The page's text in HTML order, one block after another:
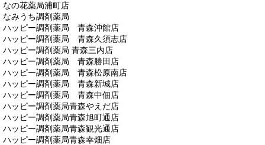
なの花薬局浦町店
なみうち調剤薬局
ハッピー調剤薬局 青森沖館店
ハッピー調剤薬局 青森久須志店
ハッピー調剤薬局 青森三内店
ハッピー調剤薬局 青森勝田店
ハッピー調剤薬局 青森松原南店
ハッピー調剤薬局 青森新城店
ハッピー調剤薬局 青森中佃店
ハッピー調剤薬局青森やえだ店
ハッピー調剤薬局青森旭町通店
ハッピー調剤薬局青森観光通店
ハッピー調剤薬局青森幸畑店